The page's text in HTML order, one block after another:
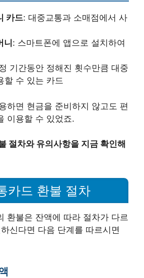
카드: 대중교통과 소매점에서 사
니 : 스마트폰에 앱으로 설치하여
기간동안 정해진 횟수만큼 대중
할 수 있는 카드
하면 현금을 준비하지 않고도 편
이용할 수 있었죠.
절차와 유의사항을 지금 확인해
카드 환불 절차
환불은 잔액에 따라 절차가 다르
신다면 다음 단계를 따르시면